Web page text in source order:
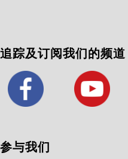
追踪及订阅我们的频道
参与我们